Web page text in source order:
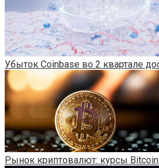
Убыток Coinbase во 2 квартале
Рынок криптовалют: курсы